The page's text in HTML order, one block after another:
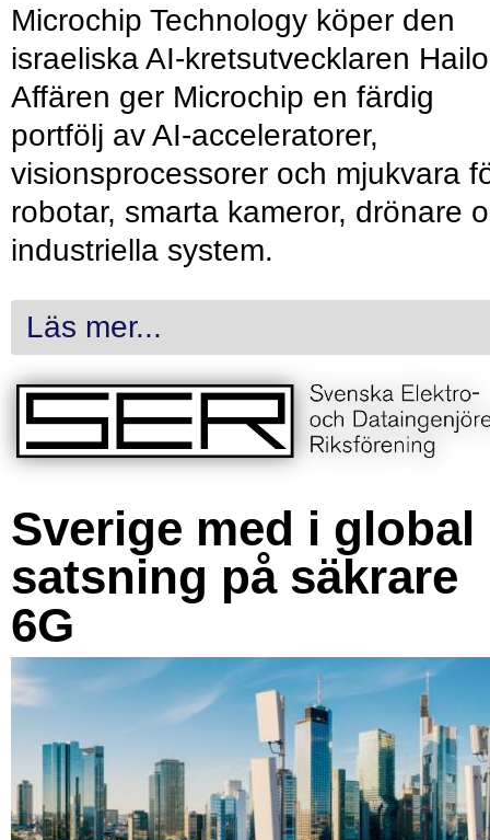
Microchip Technology köper den
israeliska AI-kretsutvecklaren
Affären ger Microchip en färdig
portfölj av AI-acceleratorer,
visionsprocessorer och mjukvara
robotar, smarta kameror, drönare
industriella system.
Läs mer...
Sverige med i global
satsning på säkrare
6G